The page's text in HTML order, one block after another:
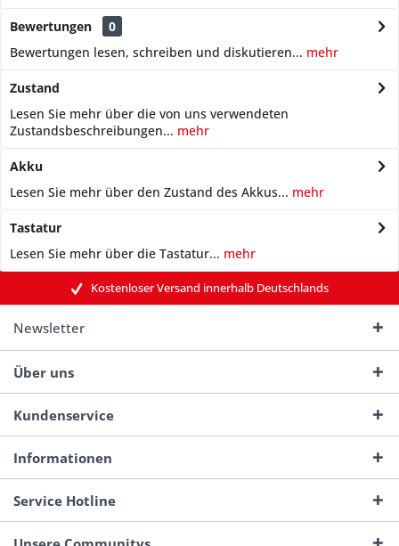
Bewertungen
0
Bewertungen lesen, schreiben und diskutieren... mehr
Zustand
Lesen Sie mehr über die von uns verwendeten
Zustandsbeschreibungen... mehr
Akku
Lesen Sie mehr über den Zustand des Akkus... mehr
Tastatur
Lesen Sie mehr über die Tastatur... mehr
Kostenloser Versand innerhalb Deutschlands
Newsletter
Über uns
Kundenservice
Informationen
Service Hotline